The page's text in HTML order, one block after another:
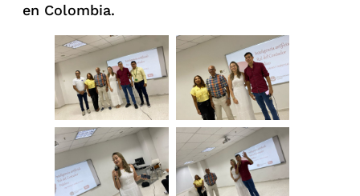
en Colombia.